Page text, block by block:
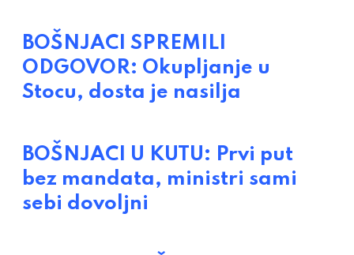
BOŠNJACI SPREMILI
ODGOVOR: Okupljanje u
Stocu, dosta je nasilja
BOŠNJACI U KUTU: Prvi put
bez mandata, ministri sami
sebi dovoljni